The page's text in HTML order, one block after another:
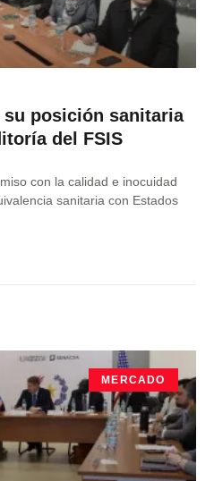
su posición sanitaria
del FSIS
con la calidad e inocuidad
sanitaria con Estados
MERCADO